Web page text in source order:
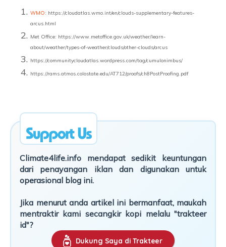
WMO: https://cloudatlas.wmo.int/en/clouds-supplementary-features-
arcus.html
Met Office: https://www.metoffice.gov.uk/weather/learn-
about/weather/types-of-weather/clouds/other-clouds/arcus
https://communitycloudatlas.wordpress.com/tag/cumulonimbus/
https://rams.atmos.colostate.edu/AT712/proofs/ch8PostProofing.pdf
Climate4life.info mendapat sedikit keuntungan
dari penayangan iklan dan digunakan untuk
operasional blog ini.
Jika menurut anda artikel ini bermanfaat, maukah
mentraktir kami secangkir kopi melalu "trakteer
id"?
Dukung Saya di Trakteer